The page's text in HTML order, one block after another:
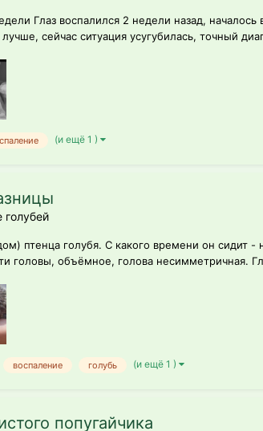
Глаз воспалился 2 недели назад,
сейчас ситуация усугубилась, точный
(и ещё 1 )
голубей
птенца голубя. С какого времени он сидит
головы, объёмное, голова несимметричная.
воспаление голубь (и ещё 1 )
попугайчика